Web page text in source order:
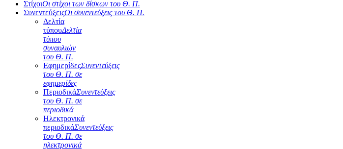
ΣτίχοιΟι στίχοι των δίσκων του Θ. Π.
ΣυνεντεύξειςΟι συνεντεύξεις του Θ. Π.
Δελτία
τύπουΔελτία
τύπου
συναυλιών
του Θ. Π.
ΕφημερίδεςΣυνεντεύξεις
του Θ. Π. σε
εφημερίδες
ΠεριοδικάΣυνεντεύξεις
του Θ. Π. σε
περιοδικά
Ηλεκτρονικά
περιοδικάΣυνεντεύξεις
του Θ. Π. σε
ηλεκτρονικά